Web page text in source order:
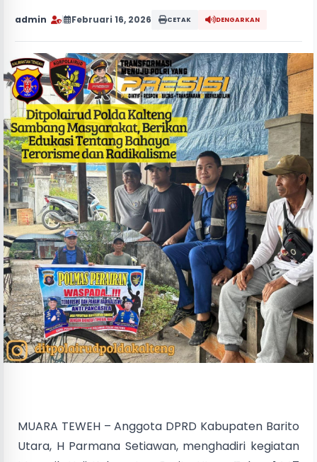
admin Februari 16, 2026 CETAK DENGARKAN
MUARA TEWEH – Anggota DPRD Kabupaten Barito
Utara, H Parmana Setiawan, menghadiri kegiatan